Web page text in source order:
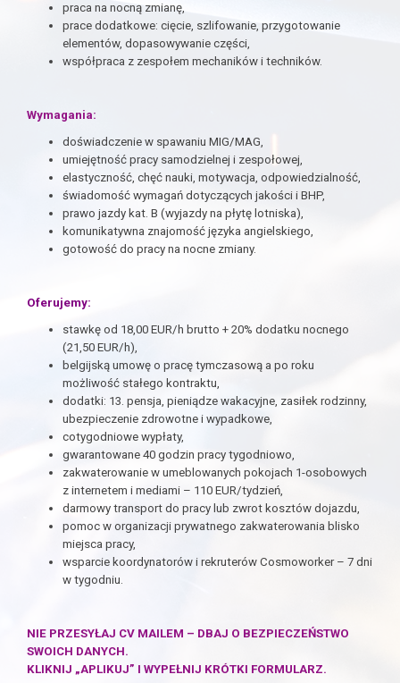
praca na nocną zmianę,
prace dodatkowe: cięcie, szlifowanie, przygotowanie
elementów, dopasowywanie części,
współpraca z zespołem mechaników i techników.
Wymagania:
doświadczenie w spawaniu MIG/MAG,
umiejętność pracy samodzielnej i zespołowej,
elastyczność, chęć nauki, motywacja, odpowiedzialność,
świadomość wymagań dotyczących jakości i BHP,
prawo jazdy kat. B (wyjazdy na płytę lotniska),
komunikatywna znajomość języka angielskiego,
gotowość do pracy na nocne zmiany.
Oferujemy:
stawkę od 18,00 EUR/h brutto + 20% dodatku nocnego
(21,50 EUR/h),
belgijską umowę o pracę tymczasową a po roku
możliwość stałego kontraktu,
dodatki: 13. pensja, pieniądze wakacyjne, zasiłek rodzinny,
ubezpieczenie zdrowotne i wypadkowe,
cotygodniowe wypłaty,
gwarantowane 40 godzin pracy tygodniowo,
zakwaterowanie w umeblowanych pokojach 1-osobowych
z internetem i mediami – 110 EUR/tydzień,
darmowy transport do pracy lub zwrot kosztów dojazdu,
pomoc w organizacji prywatnego zakwaterowania blisko
miejsca pracy,
wsparcie koordynatorów i rekruterów Cosmoworker – 7 dni
w tygodniu.
NIE PRZESYŁAJ CV MAILEM – DBAJ O BEZPIECZEŃSTWO
SWOICH DANYCH.
KLIKNIJ „APLIKUJ” I WYPEŁNIJ KRÓTKI FORMULARZ.